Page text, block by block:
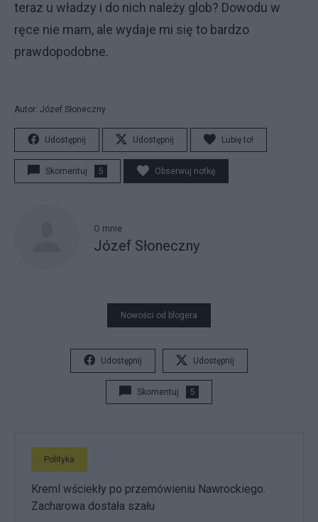
teraz u władzy i do nich należy glob? Dowodu w
ręce nie mam, ale wydaje mi się to bardzo
prawdopodobne.
Autor: Józef Słoneczny
Udostępnij Udostępnij Lubię to!
Skomentuj 5 Obserwuj notkę
O mnie
Józef Słoneczny
Nowości od blogera
Udostępnij Udostępnij
Skomentuj 5
Polityka
Kreml wściekły po przemówieniu Nawrockiego.
Zacharowa dostała szału